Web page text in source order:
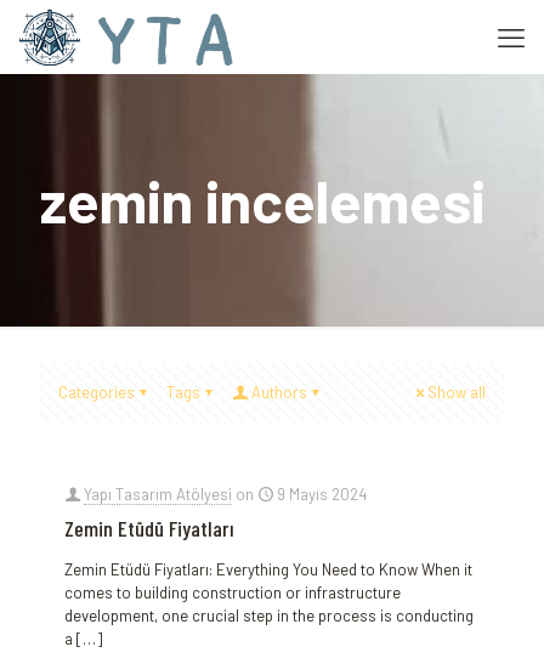
zemin incelemesi
Categories Tags Authors Show all
Yapı Tasarım Atölyesi on 9 Mayıs 2024
Zemin Etüdü Fiyatları
Zemin Etüdü Fiyatları: Everything You Need to Know When it
comes to building construction or infrastructure
development, one crucial step in the process is conducting
a […]